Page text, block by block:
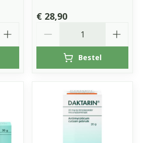
€ 28,90
Bestel